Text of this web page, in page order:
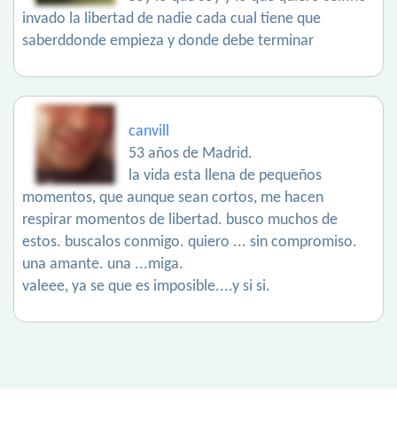
invado la libertad de nadie cada cual tiene que
saberddonde empieza y donde debe terminar
canvill
53 años de Madrid.
la vida esta llena de pequeños
momentos, que aunque sean cortos, me hacen
respirar momentos de libertad. busco muchos de
estos. buscalos conmigo. quiero ... sin compromiso.
una amante. una ...miga.
valeee, ya se que es imposible....y si si.